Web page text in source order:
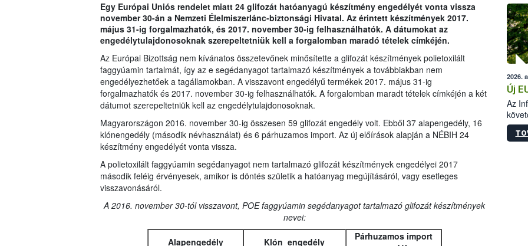
Egy Európai Uniós rendelet miatt 24 glifozát hatóanyagú készítmény engedélyét vonta vissza
november 30-án a Nemzeti Élelmiszerlánc-biztonsági Hivatal. Az érintett készítmények 2017.
május 31-ig forgalmazhatók, és 2017. november 30-ig felhasználhatók. A dátumokat az
engedélytulajdonosoknak szerepeltetniük kell a forgalomban maradó tételek címkéjén.
Az Európai Bizottság nem kívánatos összetevőnek minősítette a glifozát készítmények polietoxilált
faggyúamin tartalmát, így az e segédanyagot tartalmazó készítmények a továbbiakban nem
engedélyezhetőek a tagállamokban. A visszavont engedélyű termékek 2017. május 31-ig
forgalmazhatók és 2017. november 30-ig felhasználhatók. A forgalomban maradt tételek címkéjén a két
dátumot szerepeltetniük kell az engedélytulajdonosoknak.
Magyarországon 2016. november 30-ig összesen 59 glifozát engedély volt. Ebből 37 alapengedély, 16
klónengedély (második névhasználat) és 6 párhuzamos import. Az új előírások alapján a NÉBIH 24
készítmény engedélyét vonta vissza.
A polietoxilált faggyúamin segédanyagot nem tartalmazó glifozát készítmények engedélyei 2017
második feléig érvényesek, amikor is döntés születik a hatóanyag megújításáról, vagy esetleges
visszavonásáról.
A 2016. november 30-tól visszavont, POE faggyúamin segédanyagot tartalmazó glifozát készítmények
nevei:
Alapengedély Klón engedély
Párhuzamos import
a
2026.
Új
Az